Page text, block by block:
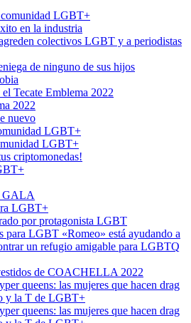
LGBT+
en la industria
colectivos LGBT y a periodistas
de ninguno de sus hijos
Tecate Emblema 2022
2022
nuevo
LGBT+
LGBT+
criptomonedas!
GALA
LGBT+
por protagonista LGBT
para LGBT «Romeo» está ayudando a
un refugio amigable para LGBTQ
de COACHELLA 2022
queens: las mujeres que hacen drag
y la T de LGBT+
queens: las mujeres que hacen drag